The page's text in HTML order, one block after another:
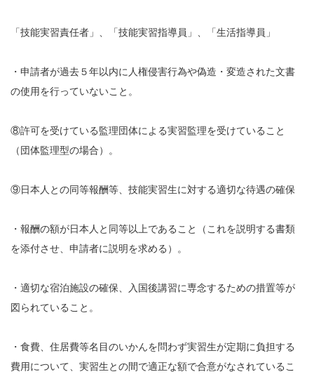
「技能実習責任者」、「技能実習指導員」、「生活指導員」
・申請者が過去５年以内に人権侵害行為や偽造・変造された文書
の使用を行っていないこと。
⑧許可を受けている監理団体による実習監理を受けていること
（団体監理型の場合）。
⑨日本人との同等報酬等、技能実習生に対する適切な待遇の確保
・報酬の額が日本人と同等以上であること（これを説明する書類
を添付させ、申請者に説明を求める）。
・適切な宿泊施設の確保、入国後講習に専念するための措置等が
図られていること。
・食費、住居費等名目のいかんを問わず実習生が定期に負担する
費用について、実習生との間で適正な額で合意がなされているこ